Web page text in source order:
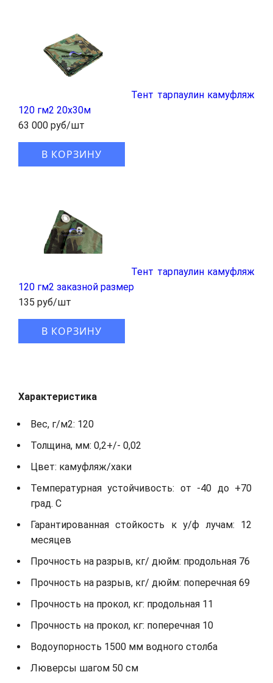
Тент тарпаулин камуфляж
120 гм2 20x30м
63 000 руб/шт
В КОРЗИНУ
Тент тарпаулин камуфляж
120 гм2 заказной размер
135 руб/шт
В КОРЗИНУ
Характеристика
Вес, г/м2: 120
Толщина, мм: 0,2+/- 0,02
Цвет: камуфляж/хаки
Температурная устойчивость: от -40 до +70
град. С
Гарантированная стойкость к у/ф лучам: 12
месяцев
Прочность на разрыв, кг/ дюйм: продольная 76
Прочность на разрыв, кг/ дюйм: поперечная 69
Прочность на прокол, кг: продольная 11
Прочность на прокол, кг: поперечная 10
Водоупорность 1500 мм водного столба
Люверсы шагом 50 см